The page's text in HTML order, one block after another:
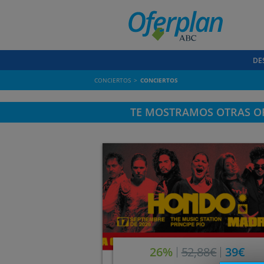
CONCIERTOS CONCIERTOS
TE MOSTRAMOS OTRAS
26% 52,88€ 39€